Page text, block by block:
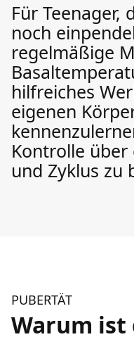
Für Teenager,
noch
regelmäßige
hilfreiches
eigenen
Kontrolle über
und Zyklus zu
PUBERTÄT
Warum ist